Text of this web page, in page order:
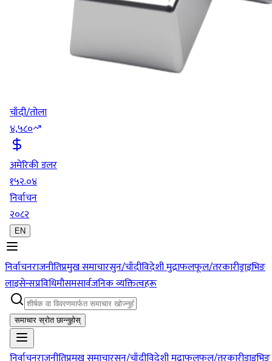
चाँदी/तोला
४,५८०
अमेरिकी डलर
१५२.०४
निर्वाचन
२०८२
EN
निर्वाचनराजनीतिप्रमुख समाचारसुन/चाँदीविदेशी मुद्राफलफूल/तरकारीड्राइभिङ
लाइसेन्सप्रविधिमौसमसार्वजनिक व्यक्तित्वहरू
समाचार स्रोत छान्नुहोस्